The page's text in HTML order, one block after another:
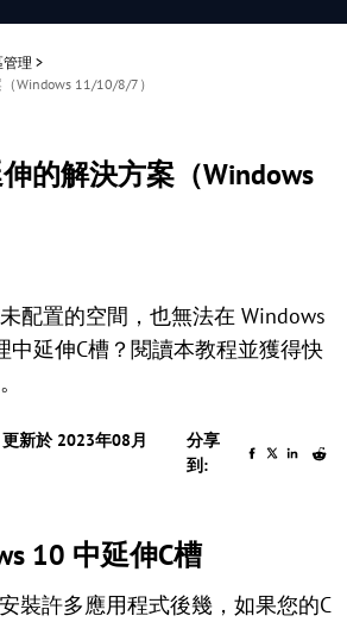
管理 >
Windows 11/10/8/7）
的解決方案（Windows
配置的空間，也無法在 Windows
中延伸C槽？閱讀本教程並獲得快
新於 2023年08月
分享
到:
10 中延伸C槽
裝許多應用程式後幾，如果您的C